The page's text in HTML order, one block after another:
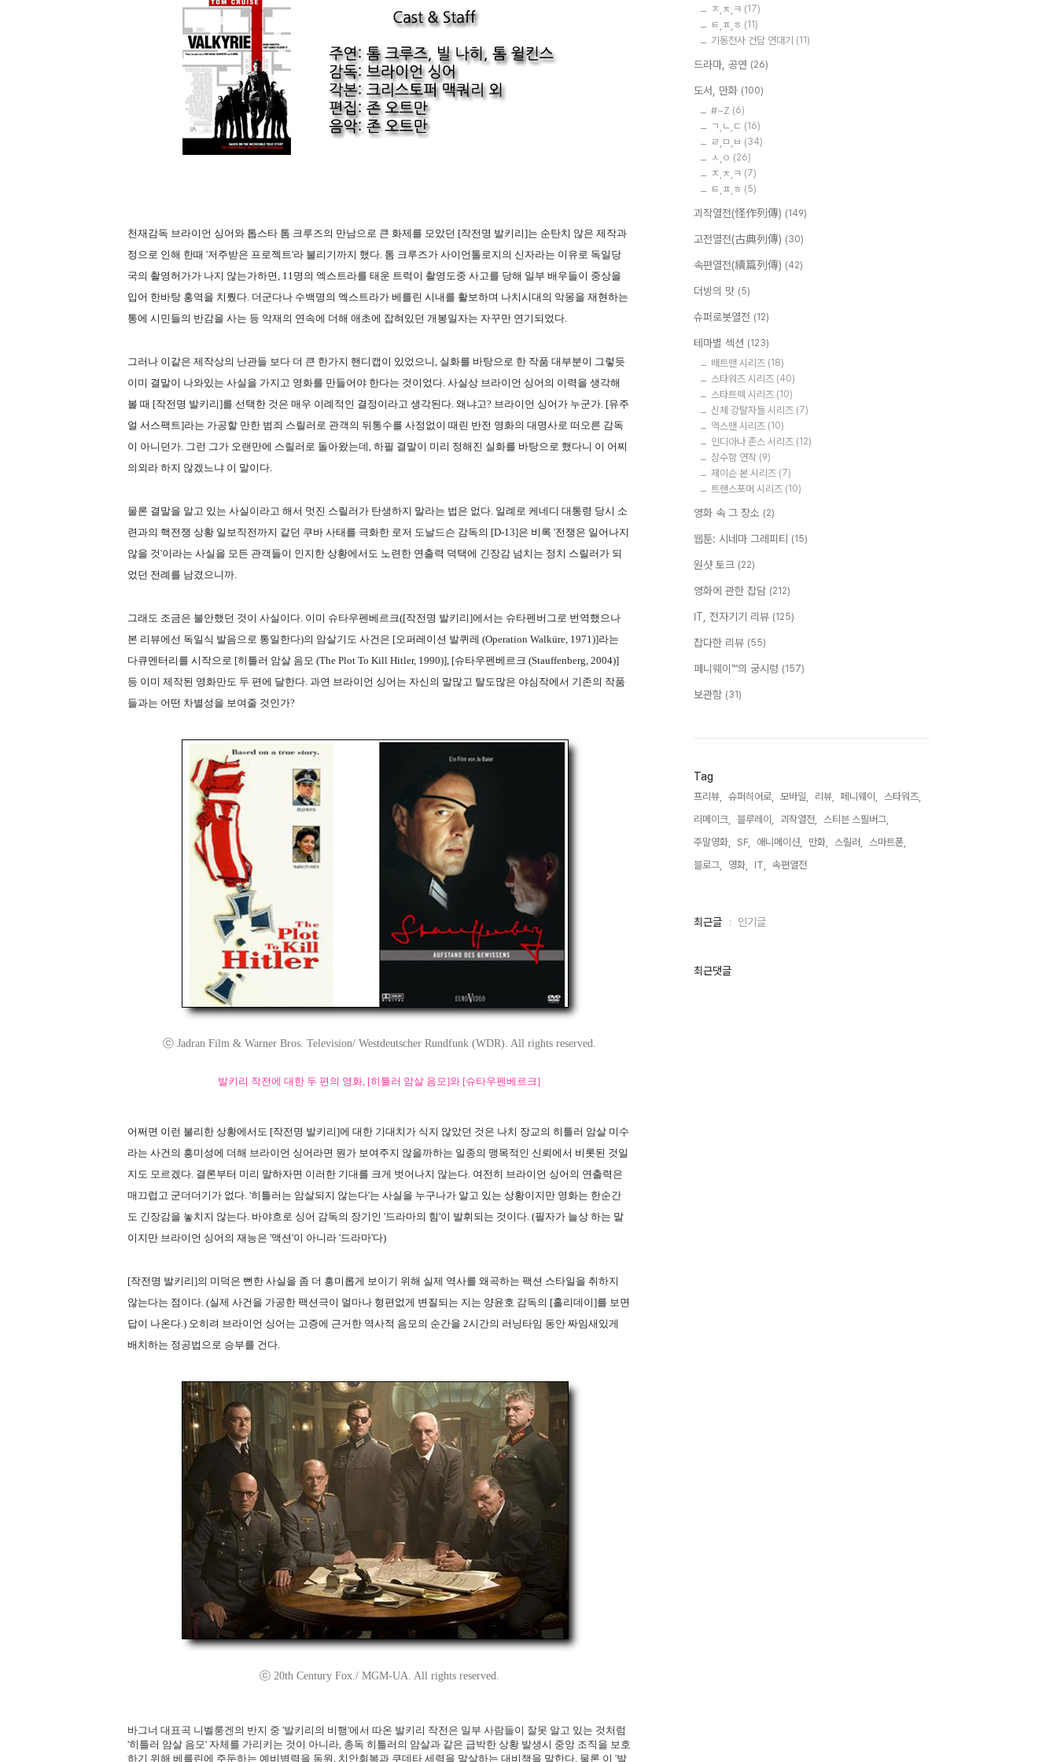
천재감독 브라이언 싱어와 톱스타 톰 크루즈의 만남으로 큰 화제를 모았던 [작전명 발키리]는 순탄치 않은 제작과
정으로 인해 한때 '저주받은 프로젝트'라 불리기까지 했다. 톰 크루즈가 사이언톨로지의 신자라는 이유로 독일당
국의 촬영허가가 나지 않는가하면, 11명의 엑스트라를 태운 트럭이 촬영도중 사고를 당해 일부 배우들이 중상을
입어 한바탕 홍역을 치뤘다. 더군다나 수백명의 엑스트라가 베를린 시내를 활보하며 나치시대의 악몽을 재현하는
통에 시민들의 반감을 사는 등 악재의 연속에 더해 애초에 잡혀있던 개봉일자는 자꾸만 연기되었다.
그러나 이같은 제작상의 난관들 보다 더 큰 한가지 핸디캡이 있었으니, 실화를 바탕으로 한 작품 대부분이 그렇듯
이미 결말이 나와있는 사실을 가지고 영화를 만들어야 한다는 것이었다. 사실상 브라이언 싱어의 이력을 생각해
볼 때 [작전명 발키리]를 선택한 것은 매우 이례적인 결정이라고 생각된다. 왜냐고? 브라이언 싱어가 누군가. [유주
얼 서스팩트]라는 가공할 만한 범죄 스릴러로 관객의 뒤통수를 사정없이 때린 반전 영화의 대명사로 떠오른 감독
이 아니던가. 그런 그가 오랜만에 스릴러로 돌아왔는데, 하필 결말이 미리 정해진 실화를 바탕으로 했다니 이 어찌
의외라 하지 않겠느냐 이 말이다.
물론 결말을 알고 있는 사실이라고 해서 멋진 스릴러가 탄생하지 말라는 법은 없다. 일례로 케네디 대통령 당시 소
련과의 핵전쟁 상황 일보직전까지 같던 쿠바 사태를 극화한 로저 도날드슨 감독의 [D-13]은 비록 '전쟁은 일어나지
않을 것'이라는 사실을 모든 관객들이 인지한 상황에서도 노련한 연출력 덕택에 긴장감 넘치는 정치 스릴러가 되
었던 전례를 남겼으니까.
그래도 조금은 불안했던 것이 사실이다. 이미 슈타우펜베르크([작전명 발키리]에서는 슈타펜버그로 번역했으나
본 리뷰에선 독일식 발음으로 통일한다)의 암살기도 사건은 [오퍼레이션 발퀴레 (Operation Walküre, 1971)]라는
다큐멘터리를 시작으로 [히틀러 암살 음모 (The Plot To Kill Hitler, 1990)], [슈타우펜베르크 (Stauffenberg, 2004)]
등 이미 제작된 영화만도 두 편에 달한다. 과연 브라이언 싱어는 자신의 말많고 탈도많은 야심작에서 기존의 작품
들과는 어떤 차별성을 보여줄 것인가?
ⓒ Jadran Film & Warner Bros. Television/ Westdeutscher Rundfunk (WDR). All rights reserved.
발키리 작전에 대한 두 편의 영화, [히틀러 암살 음모]와 [슈타우펜베르크]
어쩌면 이런 불리한 상황에서도 [작전명 발키리]에 대한 기대치가 식지 않았던 것은 나치 장교의 히틀러 암살 미수
라는 사건의 흥미성에 더해 브라이언 싱어라면 뭔가 보여주지 않을까하는 일종의 맹목적인 신뢰에서 비롯된 것일
지도 모르겠다. 결론부터 미리 말하자면 이러한 기대를 크게 벗어나지 않는다. 여전히 브라이언 싱어의 연출력은
매끄럽고 군더더기가 없다. '히틀러는 암살되지 않는다'는 사실을 누구나가 알고 있는 상황이지만 영화는 한순간
도 긴장감을 놓치지 않는다. 바야흐로 싱어 감독의 장기인 '드라마의 힘'이 발휘되는 것이다. (필자가 늘상 하는 말
이지만 브라이언 싱어의 재능은 '액션'이 아니라 '드라마'다)
[작전명 발키리]의 미덕은 뻔한 사실을 좀 더 흥미롭게 보이기 위해 실제 역사를 왜곡하는 팩션 스타일을 취하지
않는다는 점이다. (실제 사건을 가공한 팩션극이 얼마나 형편없게 변질되는 지는 양윤호 감독의 [홀리데이]를 보면
답이 나온다.) 오히려 브라이언 싱어는 고증에 근거한 역사적 음모의 순간을 2시간의 러닝타임 동안 짜임새있게
배치하는 정공법으로 승부를 건다.
ⓒ 20th Century Fox./ MGM-UA. All rights reserved.
바그너 대표곡 니벨룽겐의 반지 중 '발키리의 비행'에서 따온 발키리 작전은 일부 사람들이 잘못 알고 있는 것처럼
'히틀러 암살 음모' 자체를 가리키는 것이 아니라, 총독 히틀러의 암살과 같은 급박한 상황 발생시 중앙 조직을 보호
하기 위해 베를린에 주둔하는 예비병력을 동원, 치안회복과 쿠데타 세력을 말살하는 대비책을 말한다. 물론 이 '발
ㅈ,ㅊ,ㅋ (17)
ㅌ,ㅍ,ㅎ (11)
기동전사 건담 연대기 (11)
드라마, 공연 (26)
도서, 만화 (100)
#~Z (6)
ㄱ,ㄴ,ㄷ (16)
ㄹ,ㅁ,ㅂ (34)
ㅅ,ㅇ (26)
ㅈ,ㅊ,ㅋ (7)
ㅌ,ㅍ,ㅎ (5)
괴작열전(怪作列傳) (149)
고전열전(古典列傳) (30)
속편열전(續篇列傳) (42)
더빙의 맛 (5)
슈퍼로봇열전 (12)
테마별 섹션 (123)
배트맨 시리즈 (18)
스타워즈 시리즈 (40)
스타트렉 시리즈 (10)
신체 강탈자들 시리즈 (7)
엑스맨 시리즈 (10)
인디아나 존스 시리즈 (12)
잠수함 연작 (9)
제이슨 본 시리즈 (7)
트랜스포머 시리즈 (10)
영화 속 그 장소 (2)
웹툰: 시네마 그레피티 (15)
원샷 토크 (22)
영화에 관한 잡담 (212)
IT, 전자기기 리뷰 (125)
잡다한 리뷰 (55)
페니웨이™의 궁시렁 (157)
보관함 (31)
Tag
프리뷰, 슈퍼히어로, 모바일, 리뷰, 페니웨이,
스타워즈,
리메이크,
블루레이, 괴작열전,
스티븐 스필버그,
주말영화,
SF, 애니메이션, 만화, 스릴러,
스마트폰,
블로그,
영화, IT, 속편열전,
최
인
최근글 인기글
최근댓글